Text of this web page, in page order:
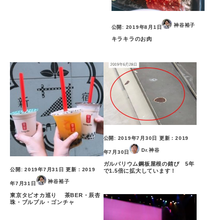
公開: 2019年8月1日 神谷裕子
キラキラのお肉
公開: 2019年7月31日 更新： 2019
年7月31日 神谷裕子
東京タピオカ巡り 茶BER・辰杏
珠・ブルプル・ゴンチャ
公開: 2019年7月30日 更新：2019
年7月30日 Dr.神谷
ガルバリウム鋼板屋根の錆び 5年
で1.5倍に拡大しています！